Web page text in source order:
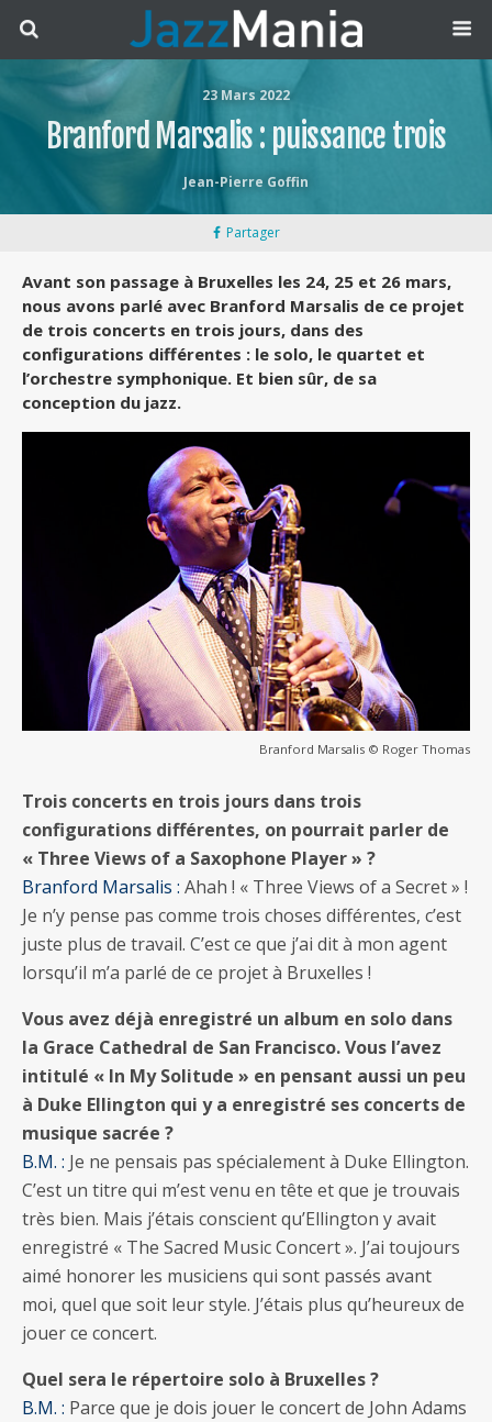
23 Mars 2022
Branford Marsalis : puissance trois
Jean-Pierre Goffin
Partager
Avant son passage à Bruxelles les 24, 25 et 26 mars,
nous avons parlé avec Branford Marsalis de ce projet
de trois concerts en trois jours, dans des
configurations différentes : le solo, le quartet et
l’orchestre symphonique. Et bien sûr, de sa
conception du jazz.
Branford Marsalis © Roger Thomas
Trois concerts en trois jours dans trois
configurations différentes, on pourrait parler de
« Three Views of a Saxophone Player » ?
Branford Marsalis : Ahah ! « Three Views of a Secret » !
Je n’y pense pas comme trois choses différentes, c’est
juste plus de travail. C’est ce que j’ai dit à mon agent
lorsqu’il m’a parlé de ce projet à Bruxelles !
Vous avez déjà enregistré un album en solo dans
la Grace Cathedral de San Francisco. Vous l’avez
intitulé « In My Solitude » en pensant aussi un peu
à Duke Ellington qui y a enregistré ses concerts de
musique sacrée ?
B.M. : Je ne pensais pas spécialement à Duke Ellington.
C’est un titre qui m’est venu en tête et que je trouvais
très bien. Mais j’étais conscient qu’Ellington y avait
enregistré « The Sacred Music Concert ». J’ai toujours
aimé honorer les musiciens qui sont passés avant
moi, quel que soit leur style. J’étais plus qu’heureux de
jouer ce concert.
Quel sera le répertoire solo à Bruxelles ?
B.M. : Parce que je dois jouer le concert de John Adams